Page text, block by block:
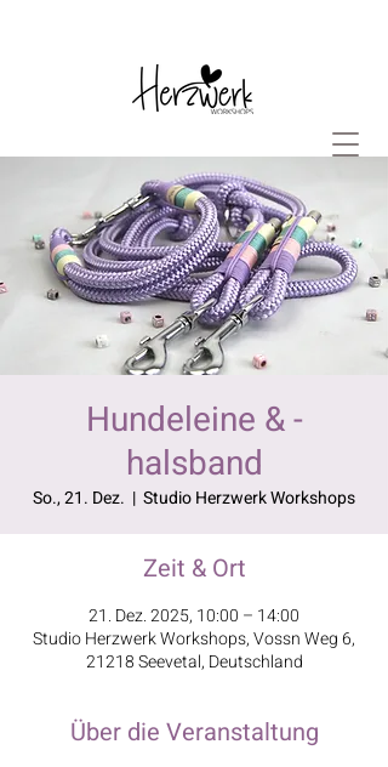
Hundeleine & -
halsband
So., 21. Dez.
  |
Studio Herzwerk Workshops
Zeit & Ort
21. Dez. 2025, 10:00 – 14:00
Studio Herzwerk Workshops, Vossn Weg 6,
21218 Seevetal, Deutschland
Über die Veranstaltung